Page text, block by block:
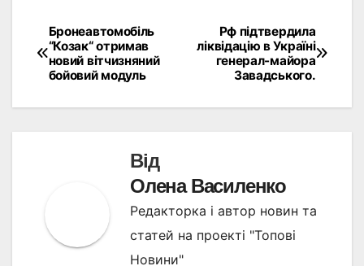
Навігація
записів
Рф підтвердила
ліквідацію в Україні
генерал-майора
Завадського.
Бронеавтомобіль
“Козак“ отримав
новий вітчизняний
бойовий модуль
Від
Олена Василенко
Редакторка і автор новин та
статей на проекті "Топові
Новини"